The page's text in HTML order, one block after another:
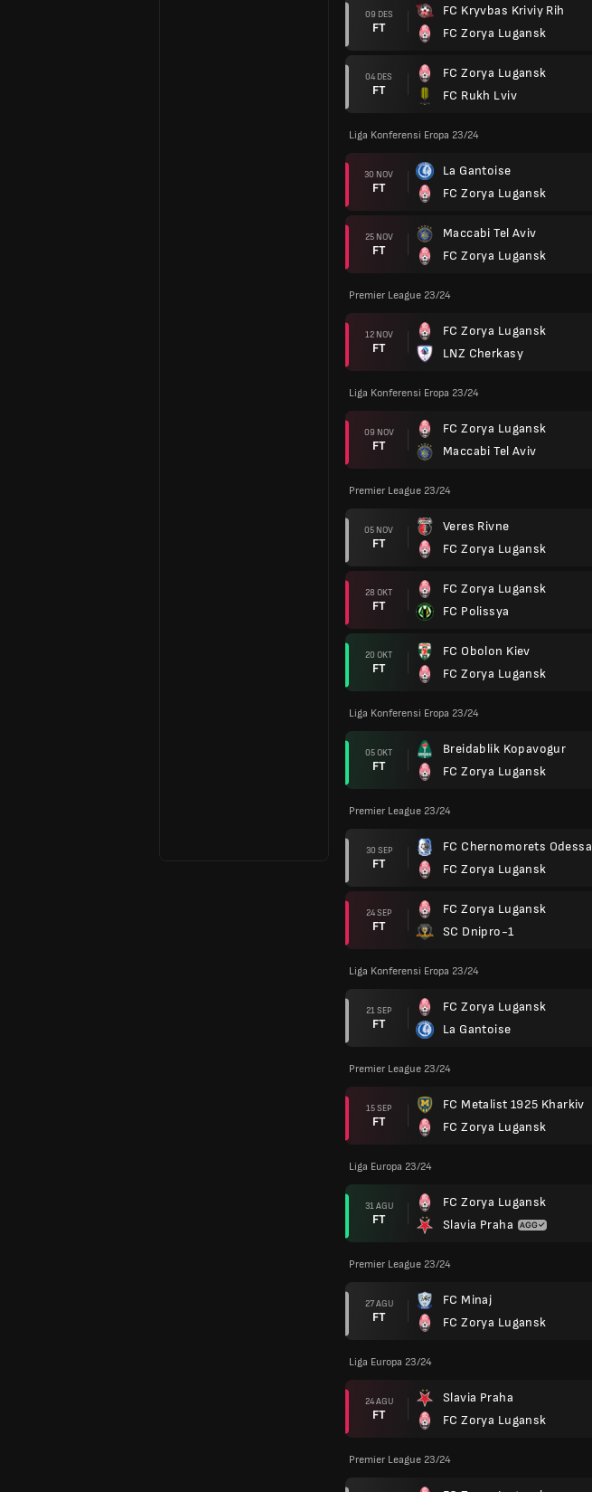
09 DES
FT
FC Kryvbas Kriviy Rih
FC Zorya Lugansk
04 DES
FT
FC Zorya Lugansk
FC Rukh Lviv
Liga Konferensi Eropa 23/24
30 NOV
FT
La Gantoise
FC Zorya Lugansk
25 NOV
FT
Maccabi Tel Aviv
FC Zorya Lugansk
Premier League 23/24
12 NOV
FT
FC Zorya Lugansk
LNZ Cherkasy
Liga Konferensi Eropa 23/24
09 NOV
FT
FC Zorya Lugansk
Maccabi Tel Aviv
Premier League 23/24
05 NOV
FT
Veres Rivne
FC Zorya Lugansk
28 OKT
FT
FC Zorya Lugansk
FC Polissya
20 OKT
FT
FC Obolon Kiev
FC Zorya Lugansk
Liga Konferensi Eropa 23/24
05 OKT
FT
Breidablik Kopavogur
FC Zorya Lugansk
Premier League 23/24
30 SEP
FT
FC Chernomorets Odessa
FC Zorya Lugansk
24 SEP
FT
FC Zorya Lugansk
SC Dnipro-1
Liga Konferensi Eropa 23/24
21 SEP
FT
FC Zorya Lugansk
La Gantoise
Premier League 23/24
15 SEP
FT
FC Metalist 1925 Kharkiv
FC Zorya Lugansk
Liga Europa 23/24
31 AGU
FT
FC Zorya Lugansk
Slavia Praha
Premier League 23/24
27 AGU
FT
FC Minaj
FC Zorya Lugansk
Liga Europa 23/24
24 AGU
FT
Slavia Praha
FC Zorya Lugansk
Premier League 23/24